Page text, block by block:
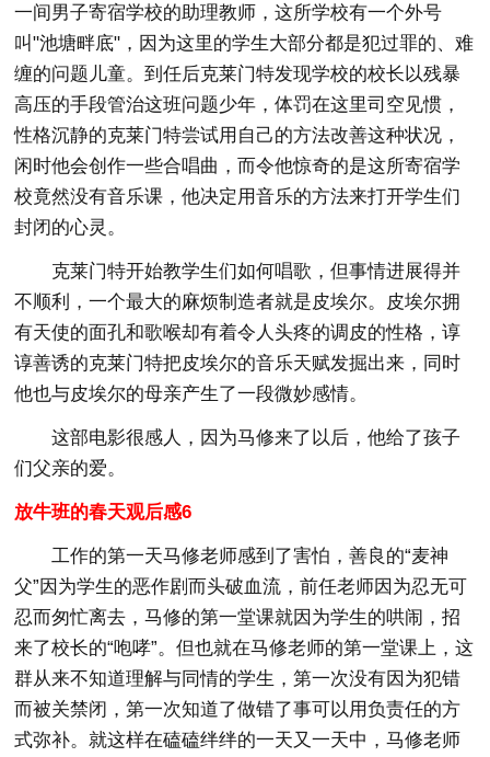
一间男子寄宿学校的助理教师，这所学校有一个外号
叫"池塘畔底"，因为这里的学生大部分都是犯过罪的、难
缠的问题儿童。到任后克莱门特发现学校的校长以残暴
高压的手段管治这班问题少年，体罚在这里司空见惯，
性格沉静的克莱门特尝试用自己的方法改善这种状况，
闲时他会创作一些合唱曲，而令他惊奇的是这所寄宿学
校竟然没有音乐课，他决定用音乐的方法来打开学生们
封闭的心灵。
克莱门特开始教学生们如何唱歌，但事情进展得并
不顺利，一个最大的麻烦制造者就是皮埃尔。皮埃尔拥
有天使的面孔和歌喉却有着令人头疼的调皮的性格，谆
谆善诱的克莱门特把皮埃尔的音乐天赋发掘出来，同时
他也与皮埃尔的母亲产生了一段微妙感情。
这部电影很感人，因为马修来了以后，他给了孩子
们父亲的爱。
放牛班的春天观后感6
工作的第一天马修老师感到了害怕，善良的“麦神
父”因为学生的恶作剧而头破血流，前任老师因为忍无可
忍而匆忙离去，马修的第一堂课就因为学生的哄闹，招
来了校长的“咆哮”。但也就在马修老师的第一堂课上，这
群从来不知道理解与同情的学生，第一次没有因为犯错
而被关禁闭，第一次知道了做错了事可以用负责任的方
式弥补。就这样在磕磕绊绊的一天又一天中，马修老师